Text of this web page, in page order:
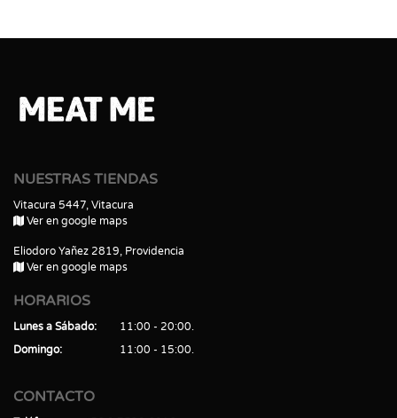
NUESTRAS TIENDAS
Vitacura 5447, Vitacura
Ver en google maps
Eliodoro Yañez 2819, Providencia
Ver en google maps
HORARIOS
Lunes a Sábado
11:00 - 20:00
Domingo
11:00 - 15:00
CONTACTO